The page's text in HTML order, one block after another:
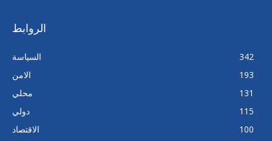
الروابط
السياسة
342
الامن
193
محلي
131
دولي
115
الاقتصاد
100